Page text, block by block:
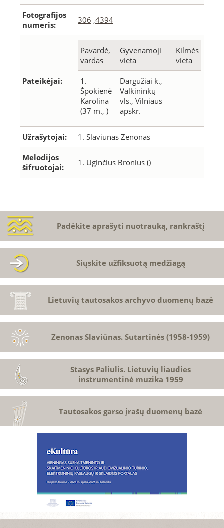
Fotografijos
numeris:
306 ,4394
Pateikėjai:
Pavardė,
vardas
Gyvenamoji
vieta
Kilmės
vieta
1.
Špokienė
Karolina
(37 m., )
Dargužiai k.,
Valkininkų
vls., Vilniaus
apskr.
Užrašytojai: 1. Slaviūnas Zenonas
Melodijos
šifruotojai:
1. Uginčius Bronius ()
Padėkite aprašyti nuotrauką, rankraštį
Siųskite užfiksuotą medžiagą
Lietuvių tautosakos archyvo duomenų bazė
Zenonas Slaviūnas. Sutartinės (1958-1959)
Stasys Paliulis. Lietuvių liaudies
instrumentinė muzika 1959
Tautosakos garso įrašų duomenų bazė